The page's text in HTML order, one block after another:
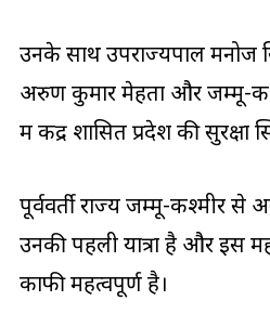
उनके साथ उपराज्यपाल मनोज
अरुण कुमार मेहता और जम्मू-
में केंद्र शासित प्रदेश की
पूर्ववर्ती राज्य जम्मू-कश्मीर से
उनकी पहली यात्रा है और इस
काफी महत्वपूर्ण है।